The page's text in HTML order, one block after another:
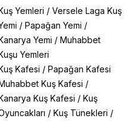
Yemleri / Versele Laga Kuş
/ Papağan Yemi /
Yemi / Muhabbet
Yemleri
Kafesi / Papağan Kafesi
Kuş Kafesi /
Kuş Kafesi / Kuş
/ Kuş Tünekleri /